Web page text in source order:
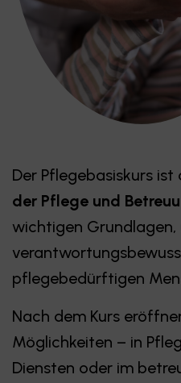
Der Pflegebasiskurs ist
der Pflege und
wichtigen Grundlagen,
pflegebedürftigen
Nach dem Kurs
Möglichkeiten – in
Diensten oder im